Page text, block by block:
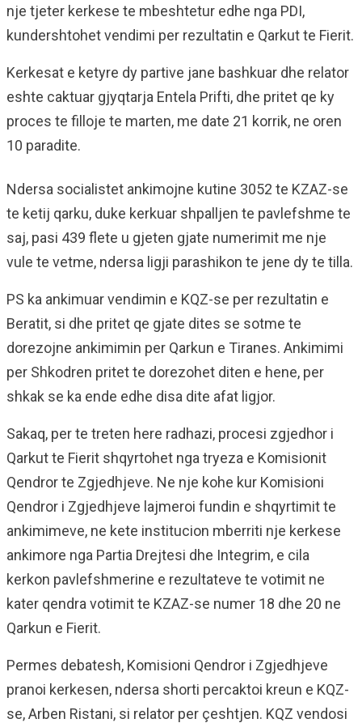
nje tjeter kerkese te mbeshtetur edhe nga PDI,
kundershtohet vendimi per rezultatin e Qarkut te Fierit.
Kerkesat e ketyre dy partive jane bashkuar dhe relator
eshte caktuar gjyqtarja Entela Prifti, dhe pritet qe ky
proces te filloje te marten, me date 21 korrik, ne oren
10 paradite.
Ndersa socialistet ankimojne kutine 3052 te KZAZ-se
te ketij qarku, duke kerkuar shpalljen te pavlefshme te
saj, pasi 439 flete u gjeten gjate numerimit me nje
vule te vetme, ndersa ligji parashikon te jene dy te tilla.
PS ka ankimuar vendimin e KQZ-se per rezultatin e
Beratit, si dhe pritet qe gjate dites se sotme te
dorezojne ankimimin per Qarkun e Tiranes. Ankimimi
per Shkodren pritet te dorezohet diten e hene, per
shkak se ka ende edhe disa dite afat ligjor.
Sakaq, per te treten here radhazi, procesi zgjedhor i
Qarkut te Fierit shqyrtohet nga tryeza e Komisionit
Qendror te Zgjedhjeve. Ne nje kohe kur Komisioni
Qendror i Zgjedhjeve lajmeroi fundin e shqyrtimit te
ankimimeve, ne kete institucion mberriti nje kerkese
ankimore nga Partia Drejtesi dhe Integrim, e cila
kerkon pavlefshmerine e rezultateve te votimit ne
kater qendra votimit te KZAZ-se numer 18 dhe 20 ne
Qarkun e Fierit.
Permes debatesh, Komisioni Qendror i Zgjedhjeve
pranoi kerkesen, ndersa shorti percaktoi kreun e KQZ-
se, Arben Ristani, si relator per çeshtjen. KQZ vendosi